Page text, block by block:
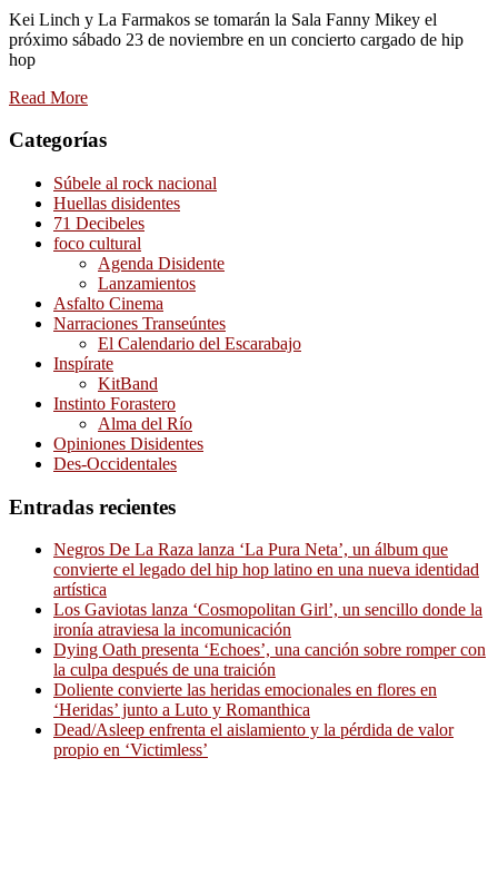
Kei Linch y La Farmakos se tomarán la Sala Fanny Mikey el
próximo sábado 23 de noviembre en un concierto cargado de hip
hop
Read More
Categorías
Súbele al rock nacional
Huellas disidentes
71 Decibeles
foco cultural
Agenda Disidente
Lanzamientos
Asfalto Cinema
Narraciones Transeúntes
El Calendario del Escarabajo
Inspírate
KitBand
Instinto Forastero
Alma del Río
Opiniones Disidentes
Des-Occidentales
Entradas recientes
Negros De La Raza lanza ‘La Pura Neta’, un álbum que
convierte el legado del hip hop latino en una nueva identidad
artística
Los Gaviotas lanza ‘Cosmopolitan Girl’, un sencillo donde la
ironía atraviesa la incomunicación
Dying Oath presenta ‘Echoes’, una canción sobre romper con
la culpa después de una traición
Doliente convierte las heridas emocionales en flores en
‘Heridas’ junto a Luto y Romanthica
Dead/Asleep enfrenta el aislamiento y la pérdida de valor
propio en ‘Victimless’